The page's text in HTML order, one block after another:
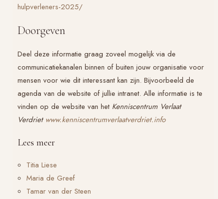
hulpverleners-2025/
Doorgeven
Deel deze informatie graag zoveel mogelijk via de
communicatiekanalen binnen of buiten jouw organisatie voor
mensen voor wie dit interessant kan zijn. Bijvoorbeeld de
agenda van de website of jullie intranet. Alle informatie is te
vinden op de website van het Kenniscentrum Verlaat
Verdriet www.kenniscentrumverlaatverdriet.info
Lees meer
Titia Liese
Maria de Greef
Tamar van der Steen